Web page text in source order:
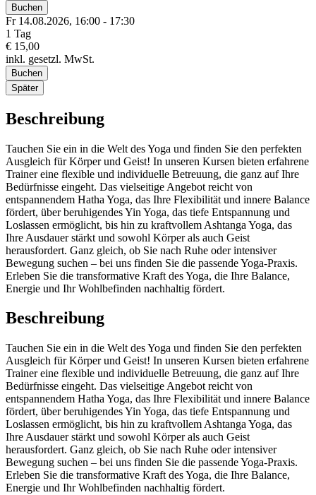
Buchen
Fr 14.08.2026, 16:00 - 17:30
1 Tag
€ 15,00
inkl. gesetzl. MwSt.
Buchen
Später
Beschreibung
Tauchen Sie ein in die Welt des Yoga und finden Sie den perfekten
Ausgleich für Körper und Geist! In unseren Kursen bieten erfahrene
Trainer eine flexible und individuelle Betreuung, die ganz auf Ihre
Bedürfnisse eingeht. Das vielseitige Angebot reicht von
entspannendem Hatha Yoga, das Ihre Flexibilität und innere Balance
fördert, über beruhigendes Yin Yoga, das tiefe Entspannung und
Loslassen ermöglicht, bis hin zu kraftvollem Ashtanga Yoga, das
Ihre Ausdauer stärkt und sowohl Körper als auch Geist
herausfordert. Ganz gleich, ob Sie nach Ruhe oder intensiver
Bewegung suchen – bei uns finden Sie die passende Yoga-Praxis.
Erleben Sie die transformative Kraft des Yoga, die Ihre Balance,
Energie und Ihr Wohlbefinden nachhaltig fördert.
Beschreibung
Tauchen Sie ein in die Welt des Yoga und finden Sie den perfekten
Ausgleich für Körper und Geist! In unseren Kursen bieten erfahrene
Trainer eine flexible und individuelle Betreuung, die ganz auf Ihre
Bedürfnisse eingeht. Das vielseitige Angebot reicht von
entspannendem Hatha Yoga, das Ihre Flexibilität und innere Balance
fördert, über beruhigendes Yin Yoga, das tiefe Entspannung und
Loslassen ermöglicht, bis hin zu kraftvollem Ashtanga Yoga, das
Ihre Ausdauer stärkt und sowohl Körper als auch Geist
herausfordert. Ganz gleich, ob Sie nach Ruhe oder intensiver
Bewegung suchen – bei uns finden Sie die passende Yoga-Praxis.
Erleben Sie die transformative Kraft des Yoga, die Ihre Balance,
Energie und Ihr Wohlbefinden nachhaltig fördert.